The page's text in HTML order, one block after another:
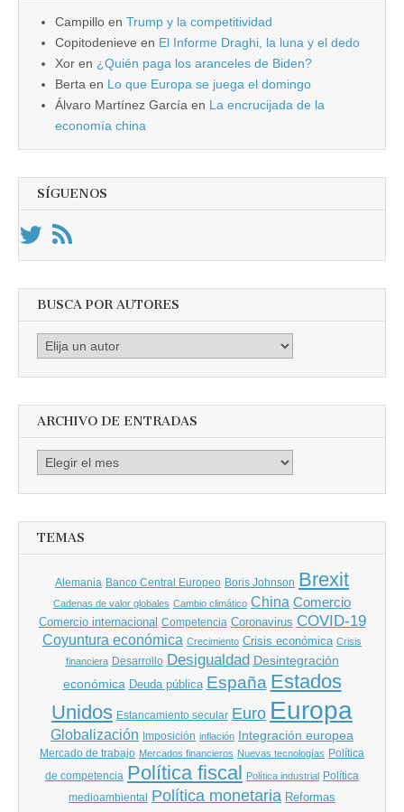
Campillo en Trump y la competitividad
Copitodenieve en El Informe Draghi, la luna y el dedo
Xor en ¿Quién paga los aranceles de Biden?
Berta en Lo que Europa se juega el domingo
Álvaro Martínez García en La encrucijada de la
economía china
SÍGUENOS
BUSCA POR AUTORES
Busca
ARCHIVO DE ENTRADAS
Archivo
TEMAS
Alemania Banco Central Europeo Boris Johnson Brexit
Cadenas de valor globales Cambio climático China Comercio
Comercio internacional Competencia Coronavirus COVID-19
Coyuntura económica Crecimiento Crisis económica Crisis
financiera Desarrollo Desigualdad Desintegración
económica Deuda pública España Estados
Unidos Estancamiento secular Euro Europa
Globalización Imposición inflación Integración europea
Mercado de trabajo Mercados financieros Nuevas tecnologías Política
de competencia Política fiscal Política industrial Política
medioambiental Política monetaria Reformas